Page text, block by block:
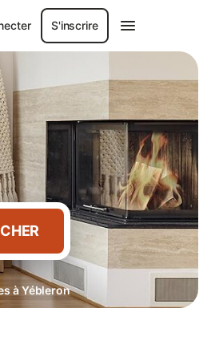
S'inscrire
à Yébleron